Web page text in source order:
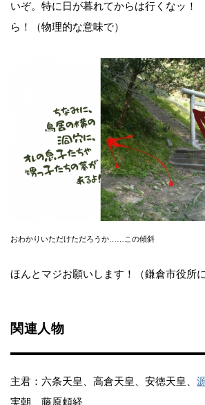
いぞ。特に日が暮れてからは行くなッ
ら！（物理的な意味で）
おわかりいただけただろうか……この傾斜
ほんとマジお願いします！（鎌倉市役所
関連人物
主君：六条天皇、高倉天皇、安徳天皇、
実朝、藤原頼経